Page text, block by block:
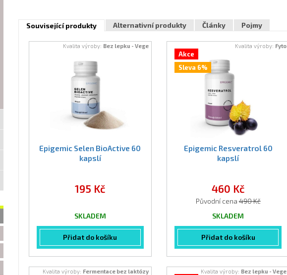
Související produkty Alternativní produkty Články Pojmy
Kvalita výroby: Bez lepku - Vege
Epigemic Selen BioActive 60
kapslí
195 Kč
SKLADEM
Přidat do košíku
Kvalita výroby: Fyto
Akce
Sleva 6%
Epigemic Resveratrol 60
kapslí
460 Kč
Původní cena490 Kč
SKLADEM
Přidat do košíku
Kvalita výroby: Fermentace bez laktózy Kvalita výroby: Bez lepku - Vege